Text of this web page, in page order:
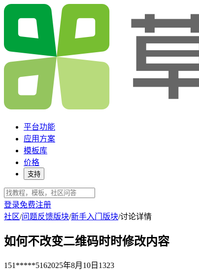
平台功能
应用方案
模板库
价格
支持
登录免费注册
社区/问题反馈版块/新手入门版块/讨论详情
如何不改变二维码时时修改内容
151*****5162025年8月10日 1323